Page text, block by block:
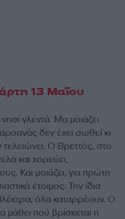
13 Μαΐου
γλεντά. Μα μοιάζει
δεν έχει σωθεί κι
Ο Βρεττός, στο
και χορεύει,
Και μοιάζει, για πρώτη
έτοιμος. Την ίδια
όλα καταρρέουν. Ο
μάθει πού βρίσκεται η